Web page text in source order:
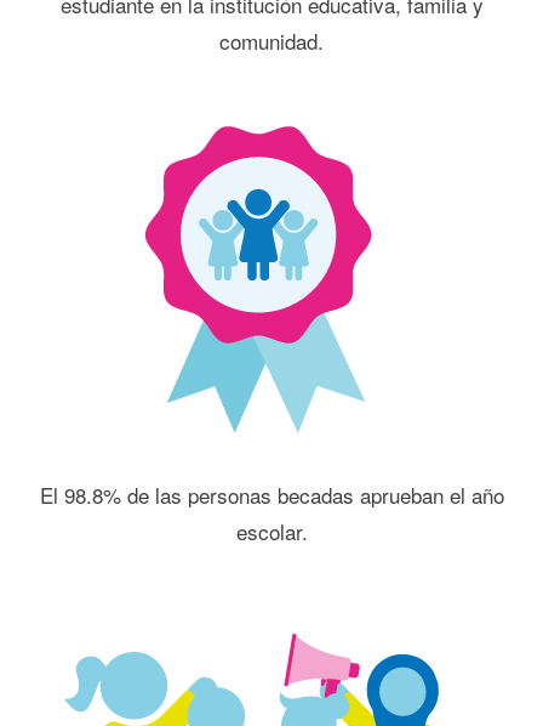
comunidad.
El 98.8% de las personas becadas aprueban el año
escolar.